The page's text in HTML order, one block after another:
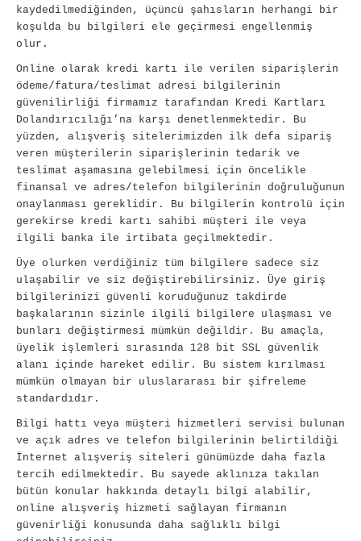
kaydedilmediğinden, üçüncü şahısların herhangi bir
koşulda bu bilgileri ele geçirmesi engellenmiş
olur.
Online olarak kredi kartı ile verilen siparişlerin
ödeme/fatura/teslimat adresi bilgilerinin
güvenilirliği firmamız tarafından Kredi Kartları
Dolandırıcılığı’na karşı denetlenmektedir. Bu
yüzden, alışveriş sitelerimizden ilk defa sipariş
veren müşterilerin siparişlerinin tedarik ve
teslimat aşamasına gelebilmesi için öncelikle
finansal ve adres/telefon bilgilerinin doğruluğunun
onaylanması gereklidir. Bu bilgilerin kontrolü için
gerekirse kredi kartı sahibi müşteri ile veya
ilgili banka ile irtibata geçilmektedir.
Üye olurken verdiğiniz tüm bilgilere sadece siz
ulaşabilir ve siz değiştirebilirsiniz. Üye giriş
bilgilerinizi güvenli koruduğunuz takdirde
başkalarının sizinle ilgili bilgilere ulaşması ve
bunları değiştirmesi mümkün değildir. Bu amaçla,
üyelik işlemleri sırasında 128 bit SSL güvenlik
alanı içinde hareket edilir. Bu sistem kırılması
mümkün olmayan bir uluslararası bir şifreleme
standardıdır.
Bilgi hattı veya müşteri hizmetleri servisi bulunan
ve açık adres ve telefon bilgilerinin belirtildiği
İnternet alışveriş siteleri günümüzde daha fazla
tercih edilmektedir. Bu sayede aklınıza takılan
bütün konular hakkında detaylı bilgi alabilir,
online alışveriş hizmeti sağlayan firmanın
güvenirliği konusunda daha sağlıklı bilgi